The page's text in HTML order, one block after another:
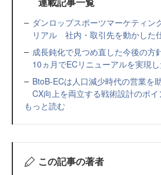
ダンロップスポーツマーケティン
リアル 社内・取引先を動かした
成長鈍化で見つめ直した今後の
10ヵ月でECリニューアルを実現
BtoB-ECは人口減少時代の営業を
CX向上を両立する戦術設計のポイ
もっと読む
この記事の著者